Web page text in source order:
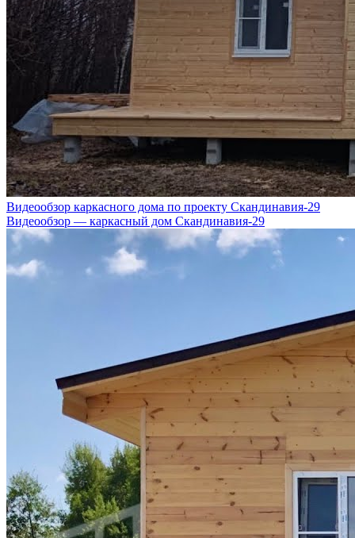
Видеообзор каркасного дома по проекту Скандинавия-29
Видеообзор — каркасный дом Скандинавия-29